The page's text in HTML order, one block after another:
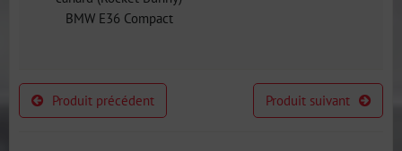
BMW E36 Compact
Produit précédent Produit suivant